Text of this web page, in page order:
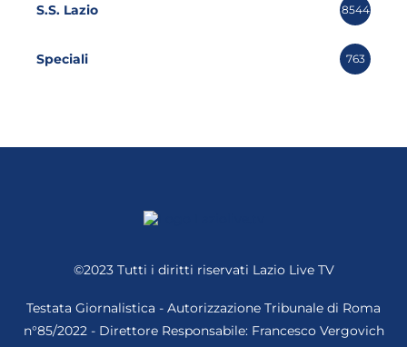
S.S. Lazio 8544
Speciali 763
©2023 Tutti i diritti riservati Lazio Live TV
Testata Giornalistica - Autorizzazione Tribunale di Roma
n°85/2022 - Direttore Responsabile: Francesco Vergovich